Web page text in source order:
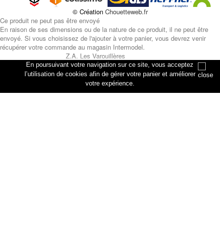
En poursuivant votre navigation sur ce site, vous acceptez
l’utilisation de cookies afin de gérer votre panier et améliorer
votre expérience.
© Création Chouetteweb.fr
Ce produit ne peut pas être envoyé
En raison de ses dimensions ou de la nature de ce produit, il ne peut être
envoyé. Si vous choisissez de l'ajouter à votre panier, vous devrez venir
récupérer votre commande au magasin Intermodel.
Z.A. Les Varouillères
rue des artisans
76330 Petiville
Ajouter au panier